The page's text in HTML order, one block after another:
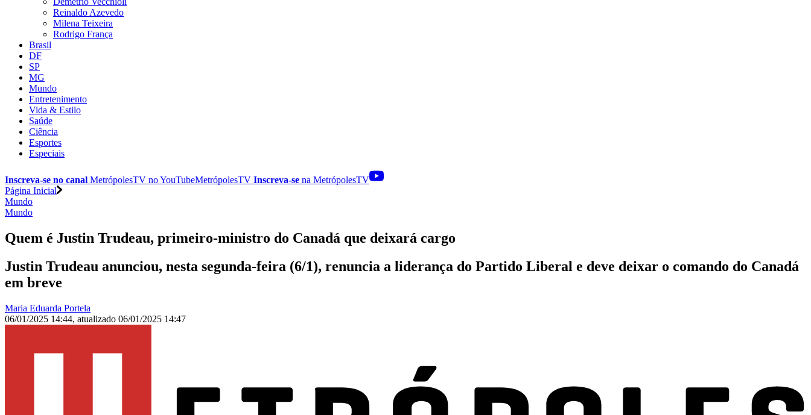
Reinaldo Azevedo
Milena Teixeira
Rodrigo França
Brasil
DF
SP
MG
Mundo
Entretenimento
Vida & Estilo
Saúde
Ciência
Esportes
Especiais
Inscreva-se no canal MetrópolesTV noYouTubeMetrópolesTV Inscreva-se na MetrópolesTV
Página Inicial
Mundo
Mundo
Quem é Justin Trudeau, primeiro-ministro do Canadá que deixará cargo
Justin Trudeau anunciou, nesta segunda-feira (6/1), renuncia a liderança do Partido Liberal e deve deixar o comando do Canadá
em breve
Maria Eduarda Portela
06/01/2025 14:44, atualizado 06/01/2025 14:47